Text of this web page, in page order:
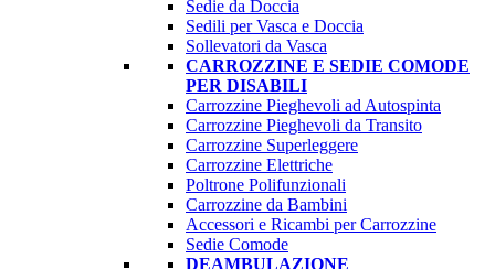
Sedie da Doccia
Sedili per Vasca e Doccia
Sollevatori da Vasca
CARROZZINE E SEDIE COMODE
PER DISABILI
Carrozzine Pieghevoli ad Autospinta
Carrozzine Pieghevoli da Transito
Carrozzine Superleggere
Carrozzine Elettriche
Poltrone Polifunzionali
Carrozzine da Bambini
Accessori e Ricambi per Carrozzine
Sedie Comode
DEAMBULAZIONE